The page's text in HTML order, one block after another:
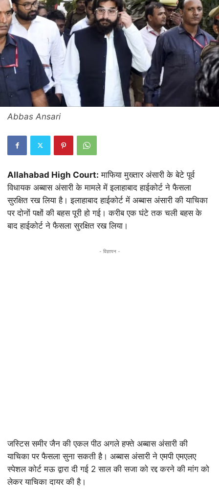
Abbas Ansari
Allahabad High Court: माफिया मुख्तार अंसारी के बेटे पूर्व
विधायक अब्बास अंसारी के मामले में इलाहाबाद हाईकोर्ट ने फैसला
सुरक्षित रख लिया है। इलाहाबाद हाईकोर्ट में अब्बास अंसारी की याचिका
पर दोनों पक्षों की बहस पूरी हो गई। करीब एक घंटे तक चली बहस के
बाद हाईकोर्ट ने फैसला सुरक्षित रख लिया।
- विज्ञापन -
जस्टिस समीर जैन की एकल पीठ अगले हफ्ते अब्बास अंसारी की
याचिका पर फैसला सुना सकती है। अब्बास अंसारी ने एमपी एमएलए
स्पेशल कोर्ट मऊ द्वारा दी गई 2 साल की सजा को रद्द करने की मांग को
लेकर याचिका दायर की है।